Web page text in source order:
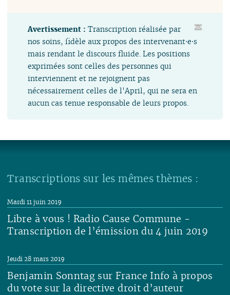
Avertissement :Transcription réalisée par
nos soins, fidèle aux propos des intervenant⋅e⋅s
mais rendant le discours fluide. Les positions
exprimées sont celles des personnes qui
interviennent et ne rejoignent pas
nécessairement celles de l'April, qui ne sera en
aucun cas tenue responsable de leurs propos.
Transcriptions sur les mêmes thèmes :
Libre à vous ! Radio Cause Commune -
Transcription de l’émission du 4 juin 2019
Mardi 11 juin 2019
Benjamin Sonntag sur France Info à propos
du vote sur la directive droit d’auteur
Jeudi 28 mars 2019